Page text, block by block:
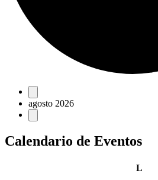
Eventos
agosto 2026
Calendario de Eventos
Llunes